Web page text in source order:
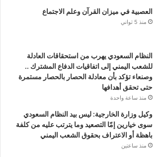
العصبية في ميزان القرآن وعلم الاجتماع
منذ 5 ثواني
النظام السعودي يهرب من استحقاقات العادلة
للشعب اليمني إلى اتفاقيات الدفاع المشترك ..
وصنعاء تؤكد بأن معادلة الحصار بالحصار مستمرة
حتى تحقق أهدافها
منذ ساعة واحدة
وكيل وزارة الخارجية: ليس بيد النظام السعودي
سوى خيارين إمّا التصعيد وما يترتب عليه من كلفة
باهظة أو الاعتراف بحقوق الشعب اليمني
منذ ساعتين